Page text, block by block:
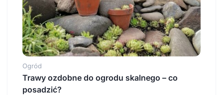
Ogród
Trawy ozdobne do ogrodu skalnego – co
posadzić?